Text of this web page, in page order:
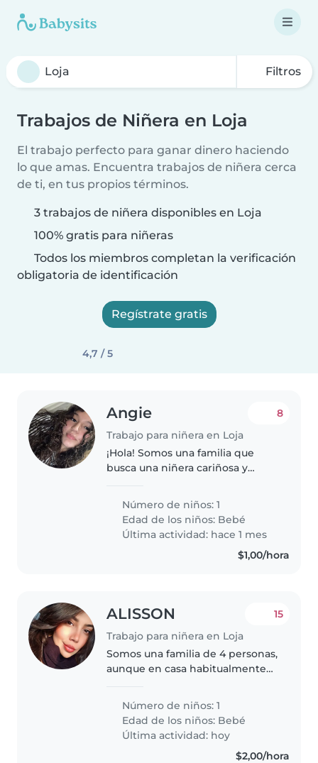
Filtros
Trabajos de Niñera en Loja
El trabajo perfecto para ganar dinero haciendo
lo que amas. Encuentra trabajos de niñera cerca
de ti, en tus propios términos.
3 trabajos de niñera disponibles en Loja
100% gratis para niñeras
Todos los miembros completan la verificación
obligatoria de identificación
Regístrate gratis
4,7 / 5
Angie
Trabajo para niñera en Loja
8
¡Hola! Somos una familia que
busca una niñera cariñosa y
nuestra bebé amigable y
calmada. Vivimos en un hogar
con una mascota, por lo que es
importante que..
Número de niños: 1
Edad de los niños: Bebé
Última actividad: hace 1 mes
$1,00/hora
ALISSON
Trabajo para niñera en Loja
15
Somos una familia de 4 personas,
aunque en casa habitualmente
hermana y yo. Mi hermana
estudia y suele llegar alrededor
de..
Número de niños: 1
Edad de los niños: Bebé
Última actividad: hoy
$2,00/hora